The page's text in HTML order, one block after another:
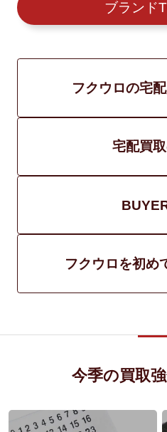
ブランド
フクウロの宅
宅配買
フクウロを初め
今季の買取